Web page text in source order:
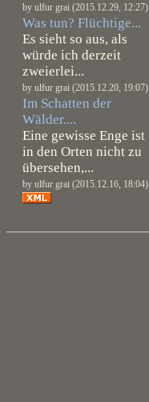
by ulfur grai (2015.12.29, 12:27)
Was tun? Flüchtige...
Es sieht so aus, als
würde ich derzeit
zweierlei...
by ulfur grai (2015.12.20, 19:07)
Im Schatten der
Wälder....
Eine gewisse Enge ist
in den Orten nicht zu
übersehen,...
by ulfur grai (2015.12.16, 18:04)